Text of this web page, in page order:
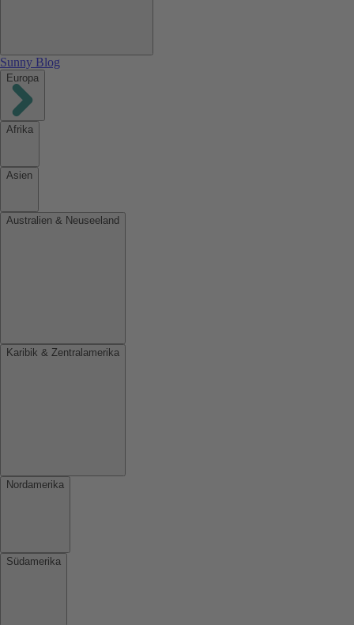
Sunny Blog
Europa
Afrika
Asien
Australien & Neuseeland
Karibik & Zentralamerika
Nordamerika
Südamerika